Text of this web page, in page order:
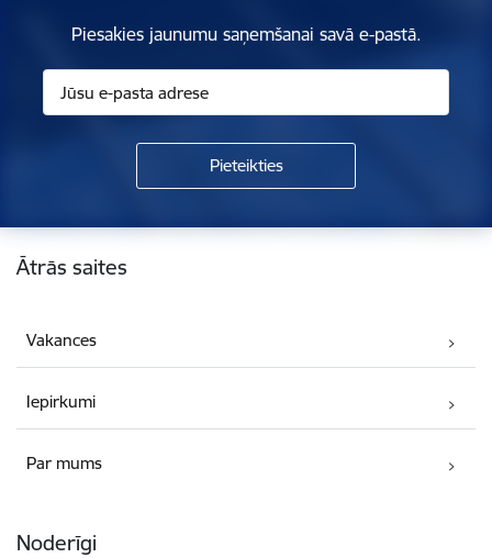
Piesakies jaunumu saņemšanai savā e-pastā.
Kājene
Ātrās saites
Vakances
Iepirkumi
Par mums
Noderīgi